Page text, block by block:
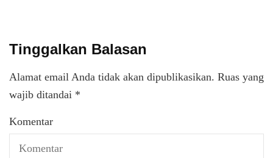
Tinggalkan Balasan
Alamat email Anda tidak akan dipublikasikan. Ruas yang
wajib ditandai *
Komentar